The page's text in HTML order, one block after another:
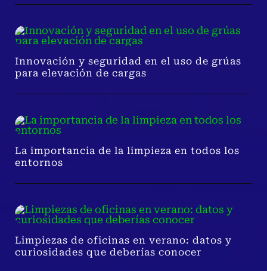
Innovación y seguridad en el uso de grúas
para elevación de cargas
La importancia de la limpieza en todos los
entornos
Limpiezas de oficinas en verano: datos y
curiosidades que deberías conocer